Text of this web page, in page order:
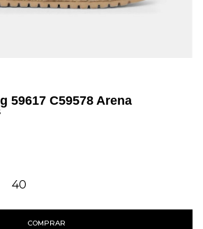
59617 C59578 Arena
40
COMPRAR